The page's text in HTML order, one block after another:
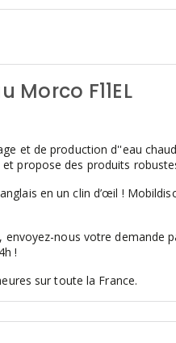
F11EL
et de production d''eau
propose des produits
en un clin d’œil !
envoyez-nous votre demande
!
sur toute la France.